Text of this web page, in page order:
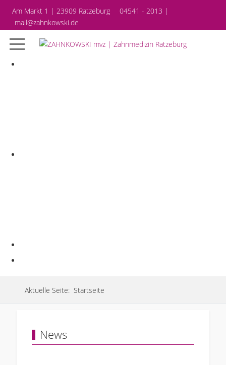
Am Markt 1 | 23909 Ratzeburg
04541 - 2013 |
mail@zahnkowski.de
Aktuelle Seite: Startseite
News